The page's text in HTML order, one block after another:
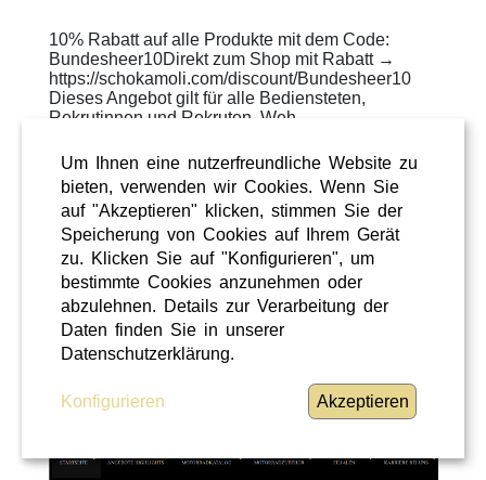
10% Rabatt auf alle Produkte mit dem Code:
Bundesheer10Direkt zum Shop mit Rabatt →
https://schokamoli.com/discount/Bundesheer10
Dieses Angebot gilt für alle Bediensteten,
Rekrutinnen und Rekruten, Weh ...
WEITERLESEN
ÜBERREGIONAL
Um Ihnen eine nutzerfreundliche Website zu
bieten, verwenden wir Cookies. Wenn Sie
auf "Akzeptieren" klicken, stimmen Sie der
Speicherung von Cookies auf Ihrem Gerät
zu. Klicken Sie auf "Konfigurieren", um
bestimmte Cookies anzunehmen oder
abzulehnen. Details zur Verarbeitung der
Daten finden Sie in unserer
Datenschutzerklärung.
Konfigurieren Akzeptieren